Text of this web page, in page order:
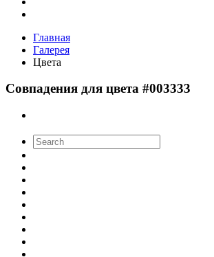
Главная
Галерея
Цвета
Совпадения для цвета #003333